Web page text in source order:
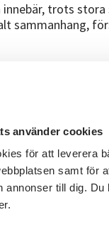
använder cookies
för att leverera
samt för
annonser till dig.
innebär, trots
sammanhang,